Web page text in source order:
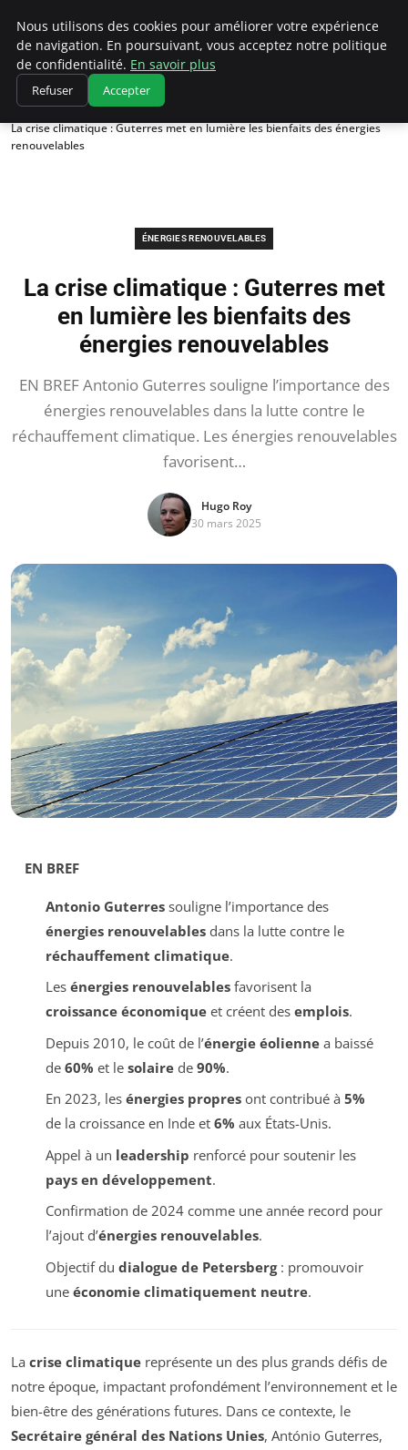
Climatedebtagents
Accueil
Énergies Renouvelables
La crise climatique : Guterres met en lumière les bienfaits des énergies
renouvelables
ÉNERGIES RENOUVELABLES
La crise climatique : Guterres met
en lumière les bienfaits des
énergies renouvelables
EN BREF Antonio Guterres souligne l’importance des
énergies renouvelables dans la lutte contre le
réchauffement climatique. Les énergies renouvelables
favorisent…
Hugo Roy
30 mars 2025
EN BREF
Antonio Guterressouligne l’importance des
énergies renouvelablesdans la lutte contre le
réchauffement climatique.
Les énergies renouvelablesfavorisent la
croissance économiqueet créent des emplois.
Depuis 2010, le coût de l’énergie éoliennea baissé
de 60% et le solairede 90%.
En 2023, les énergies propresont contribué à 5%
de la croissance en Inde et 6% aux États-Unis.
Appel à un leadership renforcé pour soutenir les
pays en développement.
Confirmation de 2024 comme une année record pour
l’ajout d’énergies renouvelables.
Objectif du dialogue de Petersberg: promouvoir
une économie climatiquement neutre.
La crise climatique représente un des plus grands défis de
notre époque, impactant profondément l’environnement et le
bien-être des générations futures. Dans ce contexte, le
Secrétaire général des Nations Unies, António Guterres,
Nous utilisons des cookies pour améliorer votre expérience
de navigation. En poursuivant, vous acceptez notre politique
de confidentialité. En savoir plus
Refuser Accepter